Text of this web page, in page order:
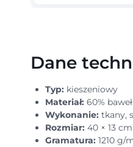
Dane
Typ: kieszeniowy
Materiał:60%
Wykonanie:tkany,
Rozmiar:40 × 13 cm
Gramatura:1210 g/